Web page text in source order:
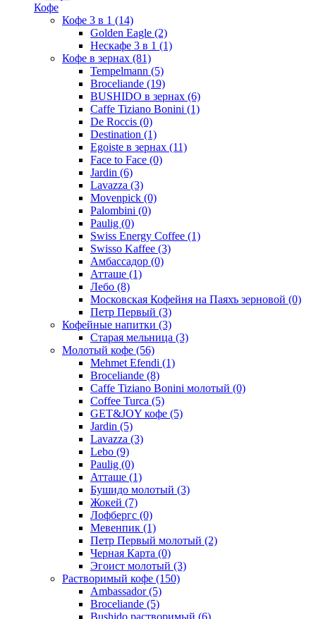
Кофе
Кофе 3 в 1 (14)
Golden Eagle (2)
Нескафе 3 в 1 (1)
Кофе в зернах (81)
Tempelmann (5)
Broceliande (19)
BUSHIDO в зернах (6)
Caffe Tiziano Bonini (1)
De Roccis (0)
Destination (1)
Egoiste в зернах (11)
Face to Face (0)
Jardin (6)
Lavazza (3)
Movenpick (0)
Palombini (0)
Paulig (0)
Swiss Energy Coffee (1)
Swisso Kaffee (3)
Амбассадор (0)
Атташе (1)
Лебо (8)
Московская Кофейня на Паяхъ зерновой (0)
Петр Первый (3)
Кофейные напитки (3)
Старая мельница (3)
Молотый кофе (56)
Mehmet Efendi (1)
Broceliande (8)
Caffe Tiziano Bonini молотый (0)
Coffee Turca (5)
GET&JOY кофе (5)
Jardin (5)
Lavazza (3)
Lebo (9)
Paulig (0)
Атташе (1)
Бушидо молотый (3)
Жокей (7)
Лофбергс (0)
Мевенпик (1)
Петр Первый молотый (2)
Черная Карта (0)
Эгоист молотый (3)
Растворимый кофе (150)
Ambassador(5)
Broceliande (5)
Bushido растворимый (6)